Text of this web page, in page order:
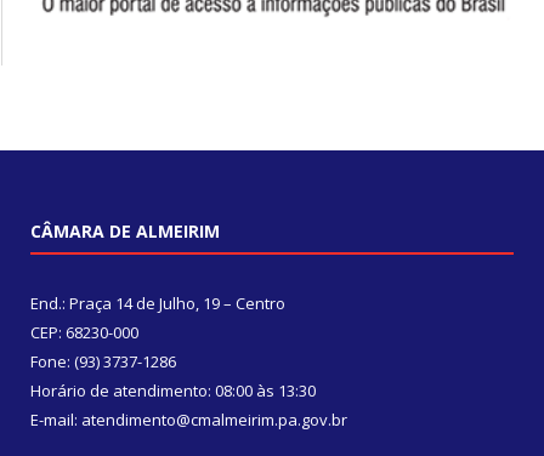
CÂMARA DE ALMEIRIM
End.: Praça 14 de Julho, 19 – Centro
CEP: 68230-000
Fone: (93) 3737-1286
Horário de atendimento: 08:00 às 13:30
E-mail: atendimento@cmalmeirim.pa.gov.br